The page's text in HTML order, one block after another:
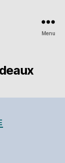
Menu